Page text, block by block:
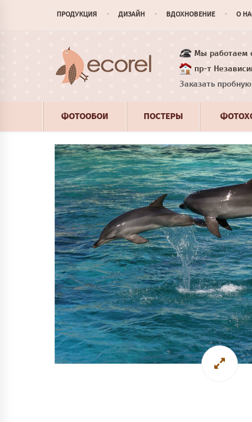
ПРОДУКЦИЯ ДИЗАЙН ВДОХНОВЕНИЕ О
Мы работаем
пр-т
Заказать
ФОТООБОИ ПОСТЕРЫ